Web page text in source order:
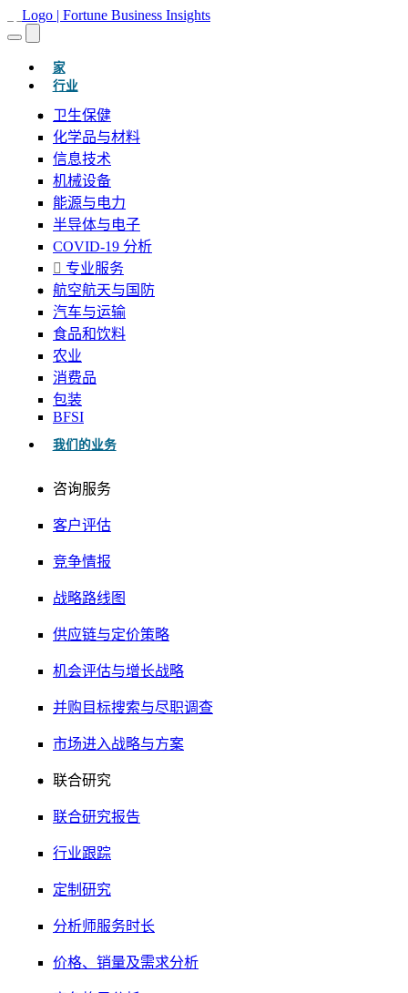
家(当前的)
行业
卫生保健
化学品与材料
信息技术
机械设备
能源与电力
半导体与电子
COVID-19 分析
专业服务
航空航天与国防
汽车与运输
食品和饮料
农业
消费品
包装
BFSI
我们的业务
咨询服务
客户评估
竞争情报
战略路线图
供应链与定价策略
机会评估与增长战略
并购目标搜索与尽职调查
市场进入战略与方案
联合研究
联合研究报告
行业跟踪
定制研究
分析师服务时长
价格、销量及需求分析